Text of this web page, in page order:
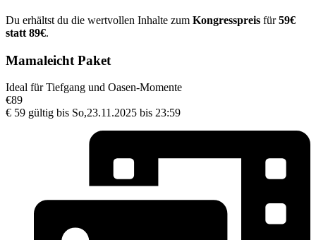
Du erhältst du die wertvollen Inhalte zum Kongresspreis für59€
statt 89€.
Mamaleicht Paket
Ideal für Tiefgang und Oasen-Momente
€89
€ 59 gültig bis So,23.11.2025 bis 23:59